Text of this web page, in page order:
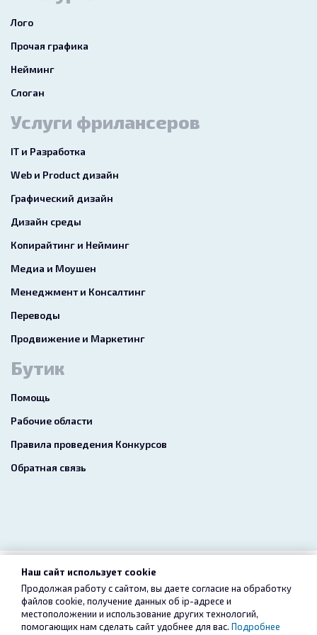
Лого
Прочая графика
Нейминг
Слоган
Услуги фрилансеров
IT и Разработка
Web и Product дизайн
Графический дизайн
Дизайн среды
Копирайтинг и Нейминг
Медиа и Моушен
Менеджмент и Консалтинг
Переводы
Продвижение и Маркетинг
Бутик
Помощь
Рабочие области
Правила проведения Конкурсов
Обратная связь
2026 freelance.boutique
Пользовательское соглашение Конфиденциальность
Наш сайт использует cookie
Продолжая работу с сайтом, вы даете согласие на обработку
файлов cookie, получение данных об ip-адресе и
местоположении и использование других технологий,
помогающих нам сделать сайт удобнее для вас. Подробнее